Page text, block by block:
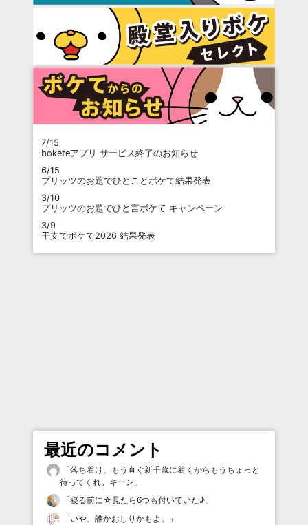
7/15
boketeアプリ サービス終了のお知らせ
6/15
プリッツのお題でひとことボケて結果発表
3/10
プリッツのお題でひと言ボケて キャンペーン
3/9
干支でボケて2026 結果発表
最近のコメント
「落ち着け、もう直ぐ新千歳に着くからもうちょっと
待ってくれ。キーン 」
「寝る前に☆見たら6つも付いていた♪ 」
「いや、誰かおしりかもよ。
」